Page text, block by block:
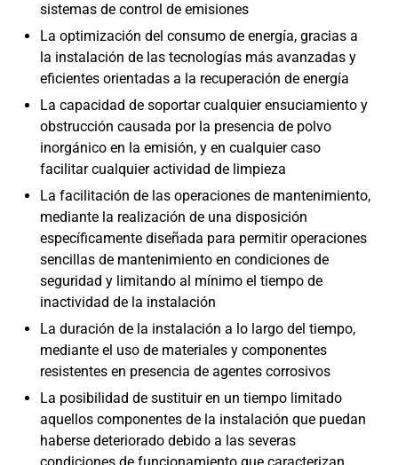
sistemas de control de emisiones
La optimización del consumo de energía, gracias a
la instalación de las tecnologías más avanzadas y
eficientes orientadas a la recuperación de energía
La capacidad de soportar cualquier ensuciamiento y
obstrucción causada por la presencia de polvo
inorgánico en la emisión, y en cualquier caso
facilitar cualquier actividad de limpieza
La facilitación de las operaciones de mantenimiento,
mediante la realización de una disposición
específicamente diseñada para permitir operaciones
sencillas de mantenimiento en condiciones de
seguridad y limitando al mínimo el tiempo de
inactividad de la instalación
La duración de la instalación a lo largo del tiempo,
mediante el uso de materiales y componentes
resistentes en presencia de agentes corrosivos
La posibilidad de sustituir en un tiempo limitado
aquellos componentes de la instalación que puedan
haberse deteriorado debido a las severas